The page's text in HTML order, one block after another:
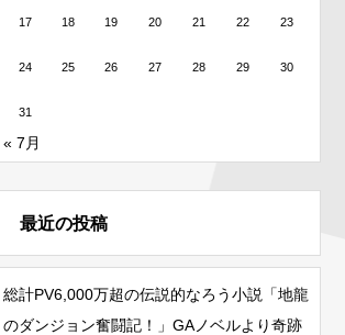
17 18 19 20 21 22 23
24 25 26 27 28 29 30
31
« 7月
最近の投稿
総計PV6,000万超の伝説的なろう小説「地龍
のダンジョン奮闘記！」GAノベルより奇跡